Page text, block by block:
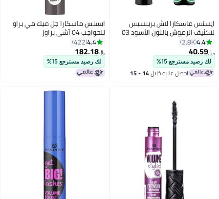
8
ايسنس ماسكارا لاش برينسيس
لتكثيف الرموش باللون الأسود 03
أسود 03
4.4
2.8K
﷼‏40.59
لك رصيد مسترجع 15%
احصل عليه خلال 14 - 15
3
ايسنس ماسكارا جل ميك مي براو
للحواجب 04 آشي براوز
4.4
422
﷼‏182.18
لك رصيد مسترجع 15%